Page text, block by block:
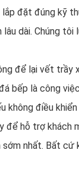
đặt đúng kỹ
dài. Chúng
để lại vết
bếp là công
không điều
hỗ trợ khách
nhất. Bất cứ